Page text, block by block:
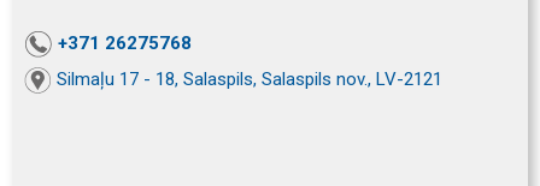
+371 26275768
Silmaļu 17 - 18, Salaspils, Salaspils nov., LV-2121